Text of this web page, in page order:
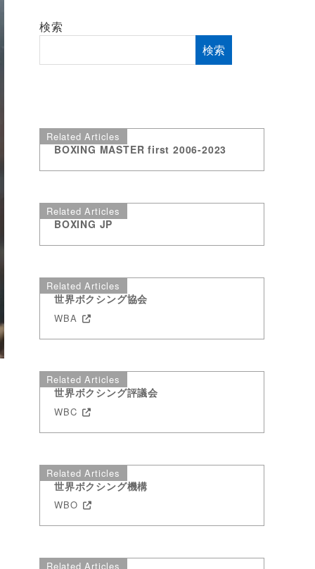
検索
検索
Related Articles
BOXING MASTER first 2006-2023
Related Articles
BOXING JP
Related Articles
世界ボクシング協会
WBA
Related Articles
世界ボクシング評議会
WBC
Related Articles
世界ボクシング機構
WBO
Related Articles